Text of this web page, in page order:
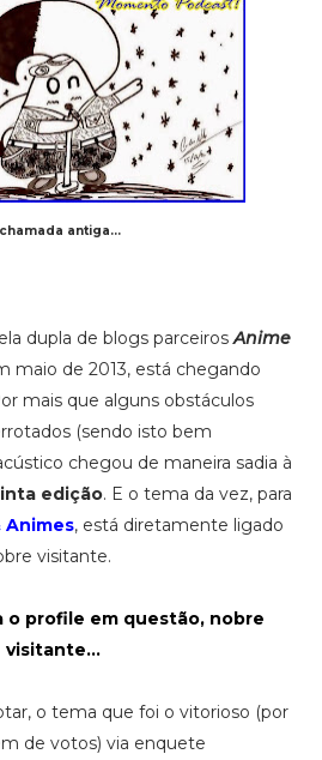
antiga...
dupla de blogs parceirosAnime
maio de 2013, está chegando
mais que alguns obstáculos
(sendo isto bem
chegou de maneira sadia à
edição. E o tema da vez, para
Animes, está diretamente ligado
visitante.
o profile em questão, nobre
visitante...
o tema que foi o vitorioso (por
de votos) via enquete